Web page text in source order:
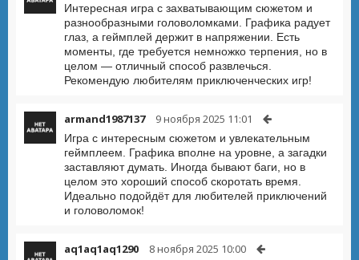
Интересная игра с захватывающим сюжетом и
разнообразными головоломками. Графика радует
глаз, а геймплей держит в напряжении. Есть
моменты, где требуется немножко терпения, но в
целом — отличный способ развлечься.
Рекомендую любителям приключенческих игр!
armand1987137 9 ноября 2025 11:01
Игра с интересным сюжетом и увлекательным
геймплеем. Графика вполне на уровне, а загадки
заставляют думать. Иногда бывают баги, но в
целом это хороший способ скоротать время.
Идеально подойдёт для любителей приключений
и головоломок!
aq1aq1aq1290 8 ноября 2025 10:00